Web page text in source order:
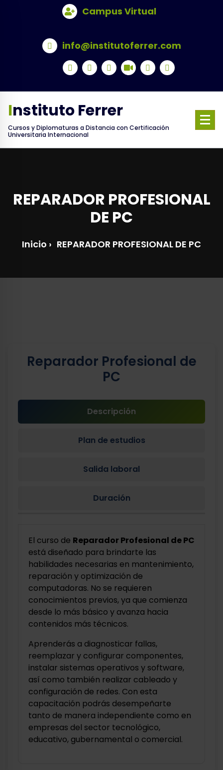
Campus Virtual
info@institutoferrer.com
Instituto Ferrer
Cursos y Diplomaturas a Distancia con Certificación
Universitaria Internacional
REPARADOR PROFESIONAL
DE PC
Inicio › REPARADOR PROFESIONAL DE PC
Reparador Profesional de
PC
Descripción
Plan de estudios
Salida laboral
Duración
El curso de Reparador Profesional de PC
está diseñado para brindarte las
habilidades necesarias en mantenimiento,
reparación y optimización de
computadoras. No se requieren
conocimientos previos, ya que comienza
desde lo más básico y avanza hacia
contenidos más técnicos.
Aprenderás a diagnosticar fallas,
reemplazar y configurar componentes,
instalar sistemas operativos y software,
así como también realizar cableado y
configuración de redes. Con esta
capacitación podrás desempeñarte
tanto de manera independiente como en
empresas del sector tecnológico,
educativo, gubernamental o comercial.